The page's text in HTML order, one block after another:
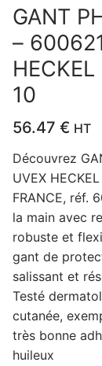
GANT
–
10
56.47 € HT
Découvrez
UVEX
FRANCE, réf.
la main avec
robuste et
gant de
salissant et
Testé
cutanée,
très bonne
huileux